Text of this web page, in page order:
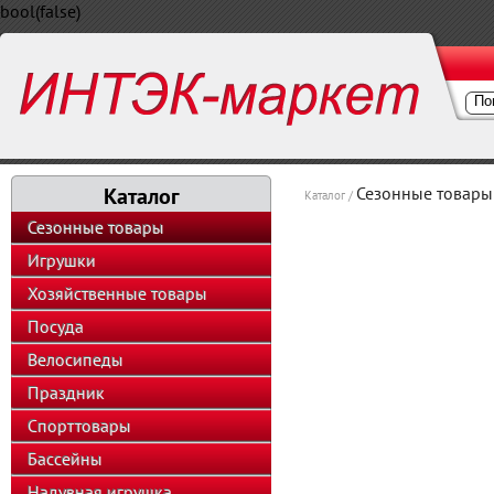
bool(false)
Каталог
Сезонные товары
Игрушки
Хозяйственные товары
Посуда
Велосипеды
Праздник
Спорттовары
Бассейны
Каталог / Сезонные товары